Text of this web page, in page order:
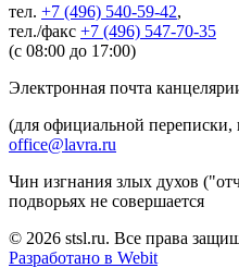
тел. +7 (496) 540-59-42,
тел./факс +7 (496) 547-70-35
(с 08:00 до 17:00)
Электронная почта
(для официальной переписки,
office@lavra.ru
Чин изгнания злых духов
подворьях не совершается
© 2026 stsl.ru. Все права
Разработано в Webit